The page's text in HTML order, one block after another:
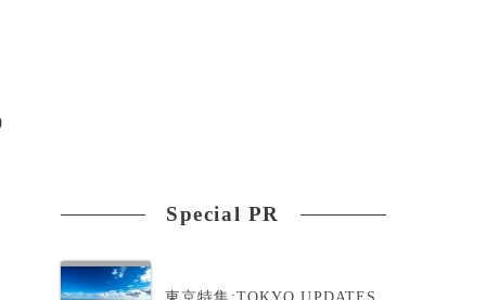
Special PR
東京特集:TOKYO UPDATES